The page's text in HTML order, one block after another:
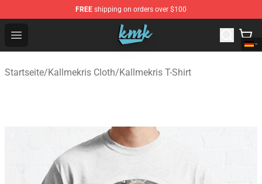
FREE shipping on orders over $100
Open menu
KallMeKris Store - Official KallMeKris Merchandise Shop
Startseite/Kallmekris Cloth/Kallmekris T-Shirt